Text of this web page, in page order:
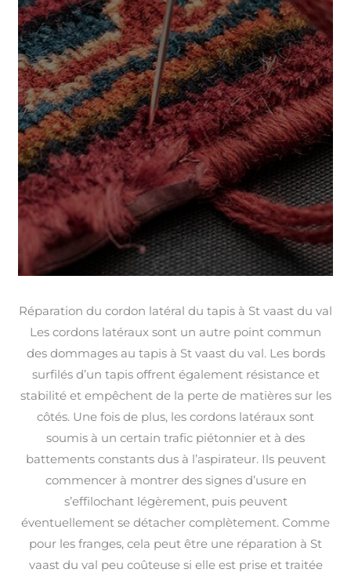
Réparation du cordon latéral du tapis à St vaast du val
Les cordons latéraux sont un autre point commun
des dommages au tapis à St vaast du val. Les bords
surfilés d’un tapis offrent également résistance et
stabilité et empêchent de la perte de matières sur les
côtés. Une fois de plus, les cordons latéraux sont
soumis à un certain trafic piétonnier et à des
battements constants dus à l’aspirateur. Ils peuvent
commencer à montrer des signes d’usure en
s’effilochant légèrement, puis peuvent
éventuellement se détacher complètement. Comme
pour les franges, cela peut être une réparation à St
vaast du val peu coûteuse si elle est prise et traitée